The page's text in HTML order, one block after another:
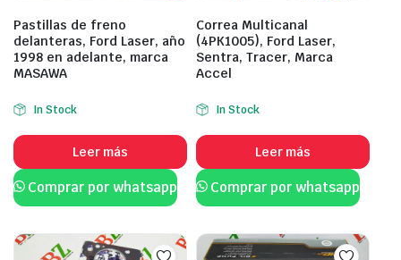
Pastillas de freno
delanteras, Ford Laser, año
1998 en adelante, marca
MASAWA
In Stock
Leer más
Comprar por whatsapp
Correa Multicanal
(4PK1005), Ford Laser,
Sentra, Tracer, Marca
Accel
In Stock
Leer más
Comprar por whatsapp